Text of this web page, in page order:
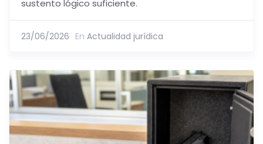
sustento lógico suficiente.
23/06/2026 En Actualidad jurídica